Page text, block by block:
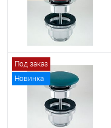
Под заказ
Новинка